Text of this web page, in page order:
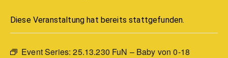
Diese Veranstaltung hat bereits stattgefunden.
Event Series:25.13.230 FuN – Baby von 0-18